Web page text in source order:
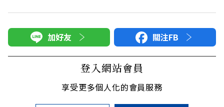
加好友 關注FB
登入網站會員
享受更多個人化的會員服務